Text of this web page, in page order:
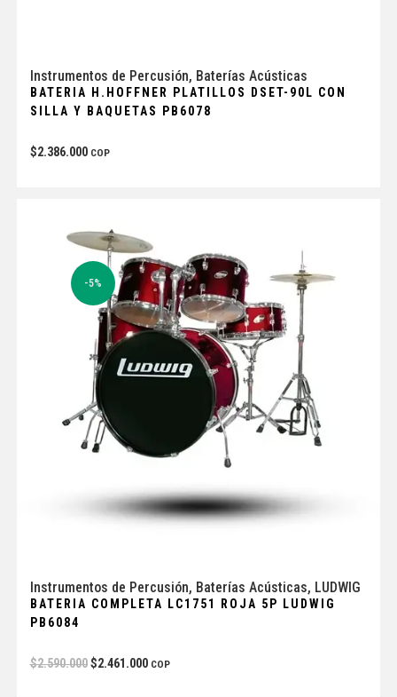
Instrumentos de Percusión, Baterías Acústicas
BATERIA H.HOFFNER PLATILLOS DSET-90L CON
SILLA Y BAQUETAS PB6078
$2.386.000 COP
-5%
Instrumentos de Percusión, Baterías Acústicas, LUDWIG
BATERIA COMPLETA LC1751 ROJA 5P LUDWIG
PB6084
$2.590.000 $2.461.000 COP